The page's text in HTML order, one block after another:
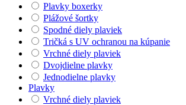
Plavky boxerky
Plážové šortky
Spodné diely plaviek
Tričká s UV ochranou na kúpanie
Vrchné diely plaviek
Dvojdielne plavky
Jednodielne plavky
Plavky
Vrchné diely plaviek